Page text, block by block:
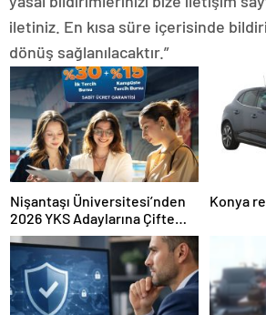
iletiniz. En kısa süre içerisinde
dönüş sağlanılacaktır.”
Nişantaşı Üniversitesi’nden
2026 YKS Adaylarına Çifte
Güvence: Sabit Ücret ve
Kesintisiz Burs
Konya